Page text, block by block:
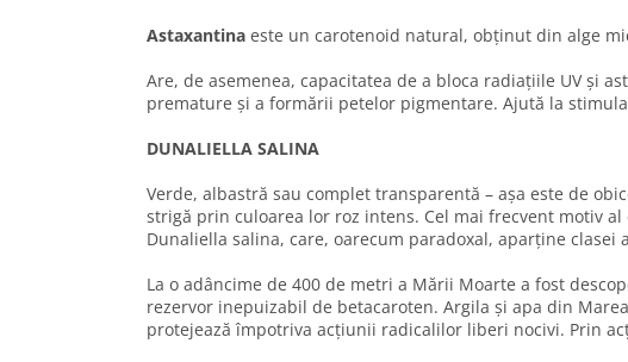
Astaxantina este un carotenoid natural, obținut din alge
Are, de asemenea, capacitatea de a bloca radiațiile UV și
premature și a formării petelor pigmentare. Ajută la
DUNALIELLA SALINA
Verde, albastră sau complet transparentă – așa este de
strigă prin culoarea lor roz intens. Cel mai frecvent motiv
Dunaliella salina, care, oarecum paradoxal, aparține clasei
La o adâncime de 400 de metri a Mării Moarte a fost
rezervor inepuizabil de betacaroten. Argila și apa din
protejează împotriva acțiunii radicalilor liberi nocivi. Prin